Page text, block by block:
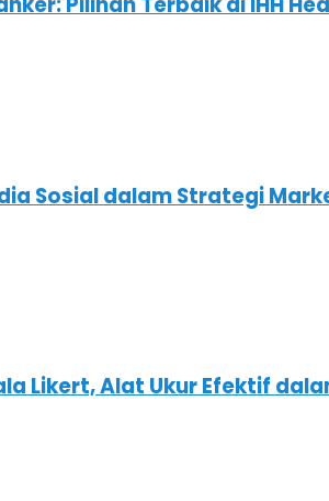
Sosial dalam Strategi
Likert, Alat Ukur Efektif